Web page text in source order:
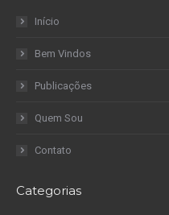
Início
Bem Vindos
Publicações
Quem Sou
Contato
Categorias